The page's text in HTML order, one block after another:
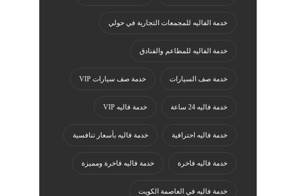
خدمة الفاليه للمجمعات التجارية في حولي
خدمة الفاليه للمطاعم والفنادق
خدمة صف السيارات خدمة صف سيارات VIP
خدمة فاليه 24 ساعة خدمة فاليه VIP
خدمة فاليه احترافية خدمة فاليه بأسعار تنافسية
خدمة فاليه فاخرة خدمة فاليه فاخرة ومميزة
خدمة فاليه في العاصمة الكويت